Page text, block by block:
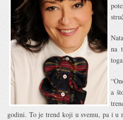
na
a
godini. To je trend koji u svemu, pa i u